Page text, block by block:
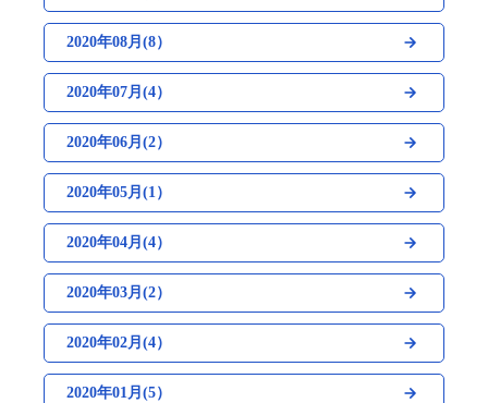
2020年08月(8）
2020年07月(4）
2020年06月(2）
2020年05月(1）
2020年04月(4）
2020年03月(2）
2020年02月(4）
2020年01月(5）